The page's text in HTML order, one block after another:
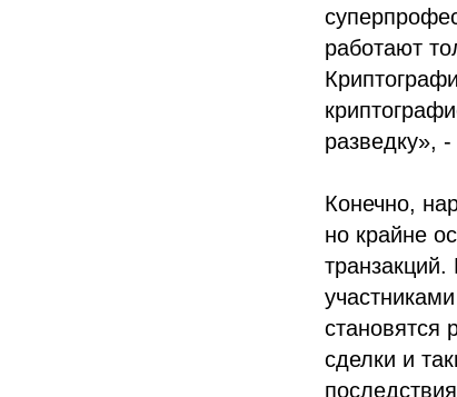
работают
разведку»,
Конечно,
но крайне
становятся
сделки и